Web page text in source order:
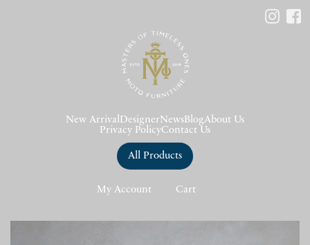
New Arrival DesignerNews BlogAbout Us
Privacy PolicyContact Us
All Products
My Account Cart